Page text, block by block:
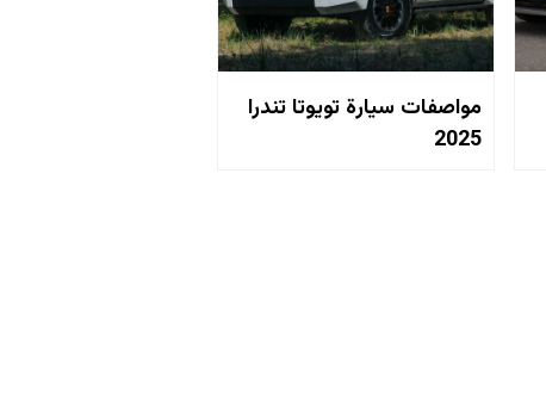
مواصفات سيارة تويوتا تندرا
2025